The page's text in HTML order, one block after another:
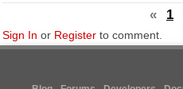
« 1
Sign In or Register to comment.